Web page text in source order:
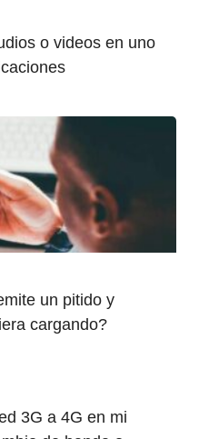
o videos en uno
un pitido y
cargando?
3G a 4G en mi